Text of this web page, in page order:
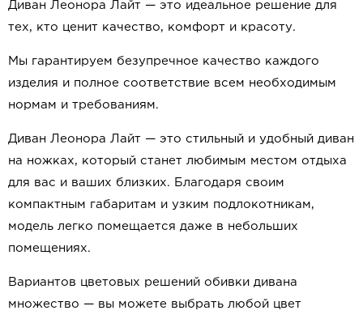
Диван Леонора Лайт — это идеальное решение для
тех, кто ценит качество, комфорт и красоту.
Мы гарантируем безупречное качество каждого
изделия и полное соответствие всем необходимым
нормам и требованиям.
Диван Леонора Лайт — это стильный и удобный диван
на ножках, который станет любимым местом отдыха
для вас и ваших близких. Благодаря своим
компактным габаритам и узким подлокотникам,
модель легко помещается даже в небольших
помещениях.
Вариантов цветовых решений обивки дивана
множество — вы можете выбрать любой цвет